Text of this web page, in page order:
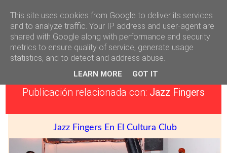
Héctor Falagán De Cabo
Página en remodelación
pueden estar fuera de funcionamiento !
Publicación relacionada con: Jazz Fingers
Jazz Fingers En El Cultura Club
This site uses cookies from Google to deliver its services
and to analyze traffic. Your IP address and user-agent are
shared with Google along with performance and security
metrics to ensure quality of service, generate usage
statistics, and to detect and address abuse.
LEARN MORE GOT IT